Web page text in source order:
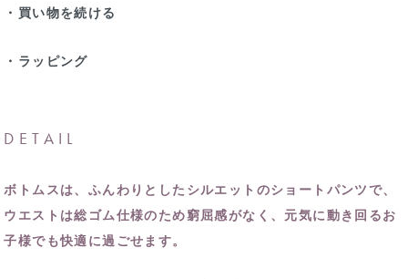
・買い物を続ける
・ラッピング
DETAIL
ボトムスは、ふんわりとしたシルエットのショートパンツで、
ウエストは総ゴム仕様のため窮屈感がなく、元気に動き回るお
子様でも快適に過ごせます。